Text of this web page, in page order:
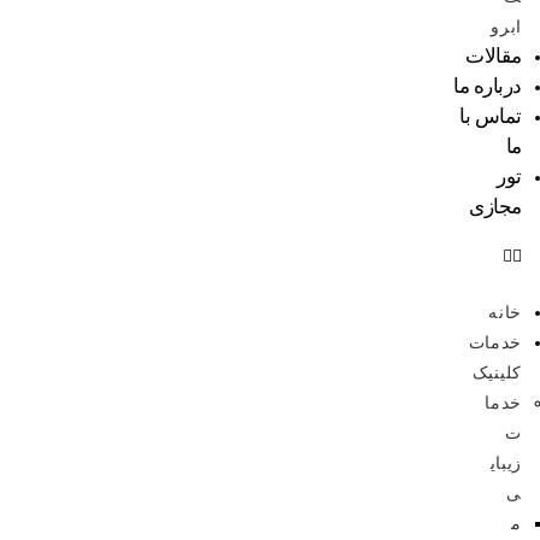
ابرو
مقالات
درباره ما
تماس با
ما
تور
مجازی
خانه
خدمات
کلینیک
خدما
ت
زیبای
ی
م